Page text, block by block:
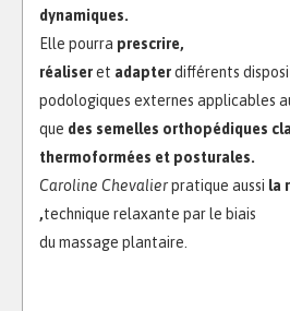
dynamiques.
Elle pourra prescrire,
réaliseret adapterdifférents
podologiques externes applicables
que des semelles orthopédiques
thermoformées et posturales.
Caroline Chevalierpratique aussi la
,technique relaxante par le biais
du massage plantaire.